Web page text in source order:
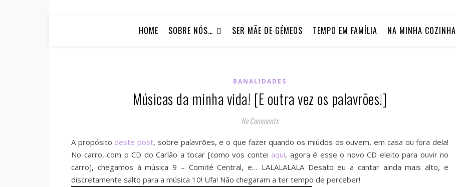
HOME SOBRE NÓS… SER MÃE DE GÉMEOS TEMPO EM FAMÍLIA NA MINHA COZINHA
BANALIDADES
Músicas da minha vida! [E outra vez os palavrões!]
No Comments
A propósito deste post, sobre palavrões, e o que fazer quando os miúdos os ouvem, em casa ou fora dela!
No carro, com o CD do Carlão a tocar [como vos contei aqui, agora é esse o novo CD eleito para ouvir no
carro], chegamos à música 9 – Comité Central, e… LALALALALA Desato eu a cantar ainda mais alto, e
discretamente salto para a música 10! Ufa! Não chegaram a ter tempo de perceber!